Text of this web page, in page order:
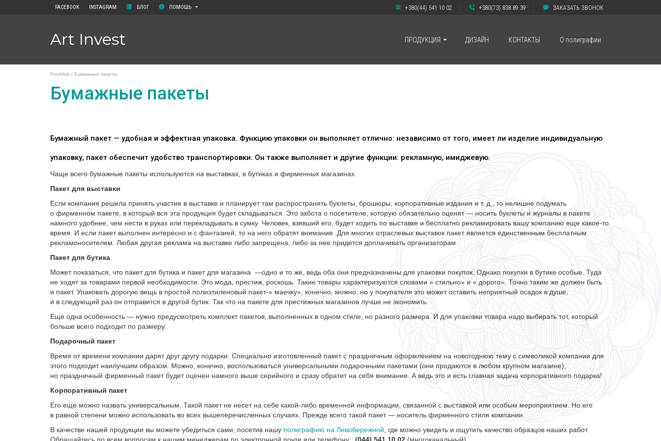
+380(44) 541 10 02 +380(73) 838 89 39 ЗАКАЗАТЬ ЗВОНОК
FACEBOOK INSTAGRAM БЛОГ ПОМОШЬ
Art Invest ПРОДУКЦИЯ ДИЗАЙН КОНТАКТЫ О полиграфии
PrintHub / Бумажные пакеты
Бумажные пакеты
Бумажный пакет — удобная и эффектная упаковка. Функцию упаковки он выполняет отлично: независимо от того, имеет ли изделие индивидуальную
упаковку, пакет обеспечит удобство транспортировки. Он также выполняет и другие функции: рекламную, имиджевую.
Чаще всего бумажные пакеты используются на выставках, в бутиках и фирменных магазинах.
Пакет для выставки
Если компания решила принять участие в выставке и планирует там распространять буклеты, брошюры, корпоративные издания и т. д., то нелишне подумать
о фирменном пакете, в который вся эта продукция будет складываться. Это забота о посетителе, которую обязательно оценят — носить буклеты и журналы в пакете
намного удобнее, чем нести в руках или перекладывать в сумку. Человек, взявший его, будет ходить по выставке и бесплатно рекламировать вашу компанию еще какое-то
время. И если пакет выполнен интересно и с фантазией, то на него обратят внимание. Для многих отраслевых выставок пакет является единственным бесплатным
рекламоносителем. Любая другая реклама на выставке либо запрещена, либо за нее придется доплачивать организаторам.
Пакет для бутика
Может показаться, что пакет для бутика и пакет для магазина —одно и то же, ведь оба они предназначены для упаковки покупок. Однако покупки в бутике особые. Туда
не ходят за товарами первой необходимости. Это мода, престиж, роскошь. Такие товары характеризуются словами » стильно» и » дорого». Точно таким же должен быть
и пакет. Упаковать дорогую вещь в простой полиэтиленовый пакет-» маечку», конечно, можно, но у покупателя это может оставить неприятный осадок в душе,
и в следующий раз он отправится в другой бутик. Так что на пакете для престижных магазинов лучше не экономить.
Еще одна особенность — нужно предусмотреть комплект пакетов, выполненных в одном стиле, но разного размера. И для упаковки товара надо выбирать тот, который
больше всего подходит по размеру.
Подарочный пакет
Время от времени компании дарят друг другу подарки. Специально изготовленный пакет с праздничным оформлением на новогоднюю тему с символикой компании для
этого подходит наилучшим образом. Можно, конечно, воспользоваться универсальными подарочными пакетами (они продаются в любом крупном магазине),
но праздничный фирменный пакет будет оценен намного выше серийного и сразу обратит на себя внимание. А ведь это и есть главная задача корпоративного подарка!
Корпоративный пакет
Его еще можно назвать универсальным. Такой пакет не несет на себе какой-либо временной информации, связанной с выставкой или особым мероприятием. Но его
в равной степени можно использовать во всех вышеперечисленных случаях. Прежде всего такой пакет — носитель фирменного стиля компании.
В качестве нашей продукции вы можете убедиться сами, посетив нашу полиграфию на Левобережной , где можно увидеть и ощутить качество образцов наших работ.